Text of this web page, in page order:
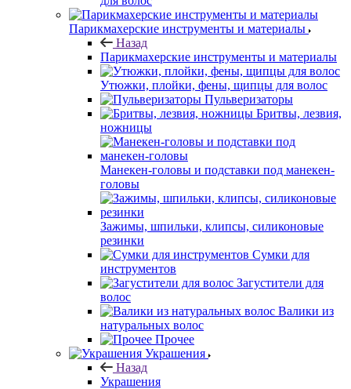
Парикмахерские инструменты и материалы
Назад
Парикмахерские инструменты и материалы
Утюжки, плойки, фены, щипцы для волос
Пульверизаторы
Бритвы, лезвия,
ножницы
Манекен-головы и подставки под манекен-
головы
Зажимы, шпильки, клипсы, силиконовые
резинки
Сумки для
инструментов
Загустители для
волос
Валики из
натуральных волос
Прочее
Украшения
Назад
Украшения